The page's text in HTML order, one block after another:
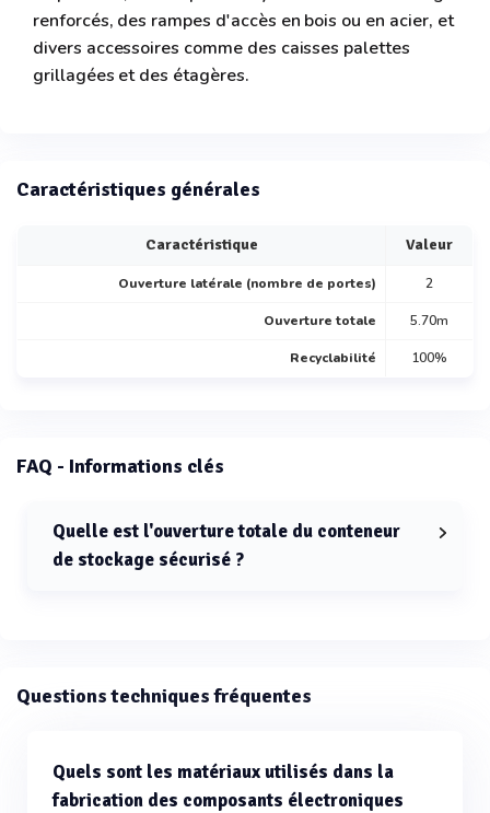
renforcés, des rampes d'accès en bois ou en acier, et
divers accessoires comme des caisses palettes
grillagées et des étagères.
Caractéristiques générales
Caractéristique Valeur
Ouverture latérale (nombre de portes) 2
Ouverture totale 5.70m
Recyclabilité 100%
FAQ - Informations clés
Quelle est l'ouverture totale du conteneur
de stockage sécurisé ?
Questions techniques fréquentes
Quels sont les matériaux utilisés dans la
fabrication des composants électroniques